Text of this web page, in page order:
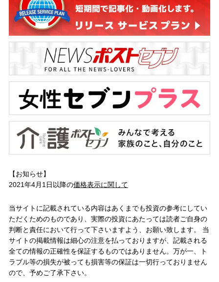
【お知らせ】
2021年4月1日以降の価格表示に関して
当サイトに記載されている内容はあくまでも投資の参考にしてい
ただくためのものであり、実際の投資にあたっては読者ご自身の
判断と責任において行って下さいますよう、お願い致します。 当
サイトの掲載情報は細心の注意を払っておりますが、記載される
全ての情報の正確性を保証するものではありません。万が一、ト
ラブル等の損失が被っても損害等の保証は一切行っておりません
ので、予めご了承下さい。